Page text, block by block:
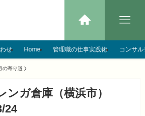
せ Home 管理職の仕事実践術 コンサ
の寄り道
ンガ倉庫（横浜市）
24